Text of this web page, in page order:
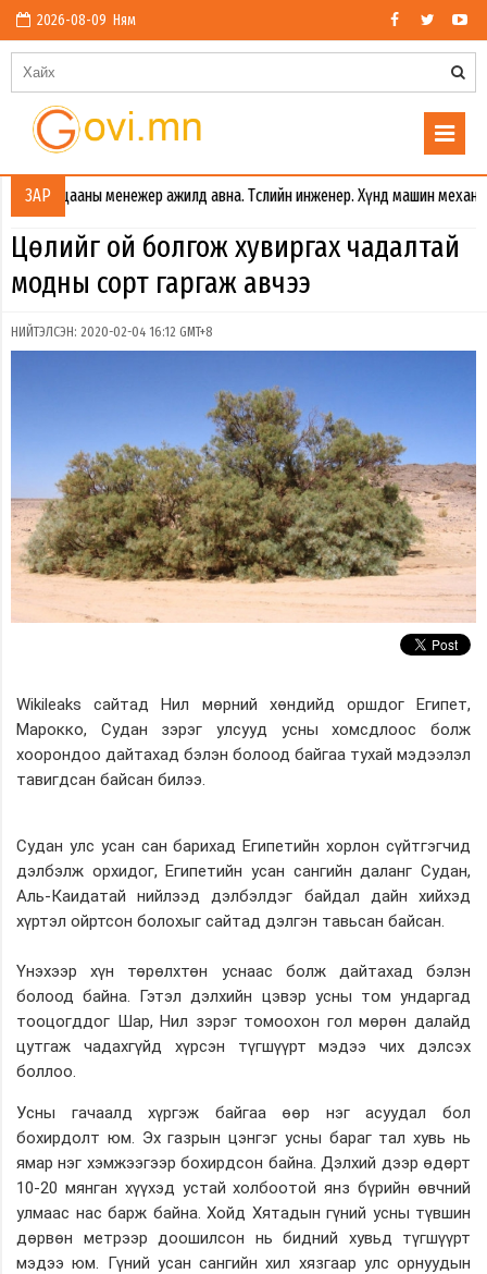
2026-08-09 Ням
ЗАР
менежер ажилд авна. Төслийн инженер. Хүнд машин механизмын
Цөлийг ой болгож хувиргах чадалтай
модны сорт гаргаж авчээ
НИЙТЭЛСЭН: 2020-02-04 16:12 GMT+8
Wikileaks сайтад Нил мөрний хөндийд оршдог Египет,
Марокко, Судан зэрэг улсууд усны хомсдлоос болж
хоорондоо дайтахад бэлэн болоод байгаа тухай мэдээлэл
тавигдсан байсан билээ.
Судан улс усан сан барихад Египетийн хорлон сүйтгэгчид
дэлбэлж орхидог, Египетийн усан сангийн даланг Судан,
Аль-Каидатай нийлээд дэлбэлдэг байдал дайн хийхэд
хүртэл ойртсон болохыг сайтад дэлгэн тавьсан байсан.
Үнэхээр хүн төрөлхтөн уснаас болж дайтахад бэлэн
болоод байна. Гэтэл дэлхийн цэвэр усны том ундаргад
тооцогддог Шар, Нил зэрэг томоохон гол мөрөн далайд
цутгаж чадахгүйд хүрсэн түгшүүрт мэдээ чих дэлсэх
боллоо.
Усны гачаалд хүргэж байгаа өөр нэг асуудал бол
бохирдолт юм. Эх газрын цэнгэг усны бараг тал хувь нь
ямар нэг хэмжээгээр бохирдсон байна. Дэлхий дээр өдөрт
10-20 мянган хүүхэд устай холбоотой янз бүрийн өвчний
улмаас нас барж байна. Хойд Хятадын гүний усны түвшин
дөрвөн метрээр доошилсон нь бидний хувьд түгшүүрт
мэдээ юм. Гүний усан сангийн хил хязгаар улс орнуудын